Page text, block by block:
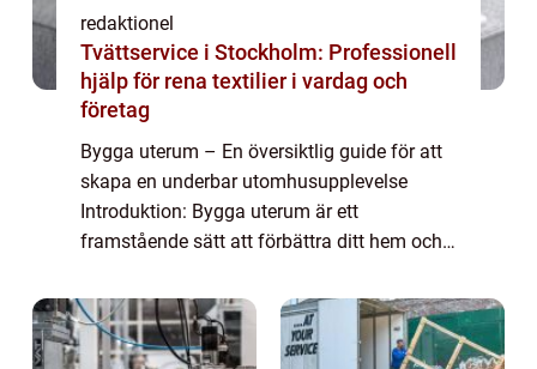
redaktionel
Tvättservice i Stockholm: Professionell
hjälp för rena textilier i vardag och
företag
Bygga uterum – En översiktlig guide för att
skapa en underbar utomhusupplevelse
Introduktion: Bygga uterum är ett
framstående sätt att förbättra ditt hem och
inomhusutrymmen utomhus. Med ett
uterum kan du njuta av n...